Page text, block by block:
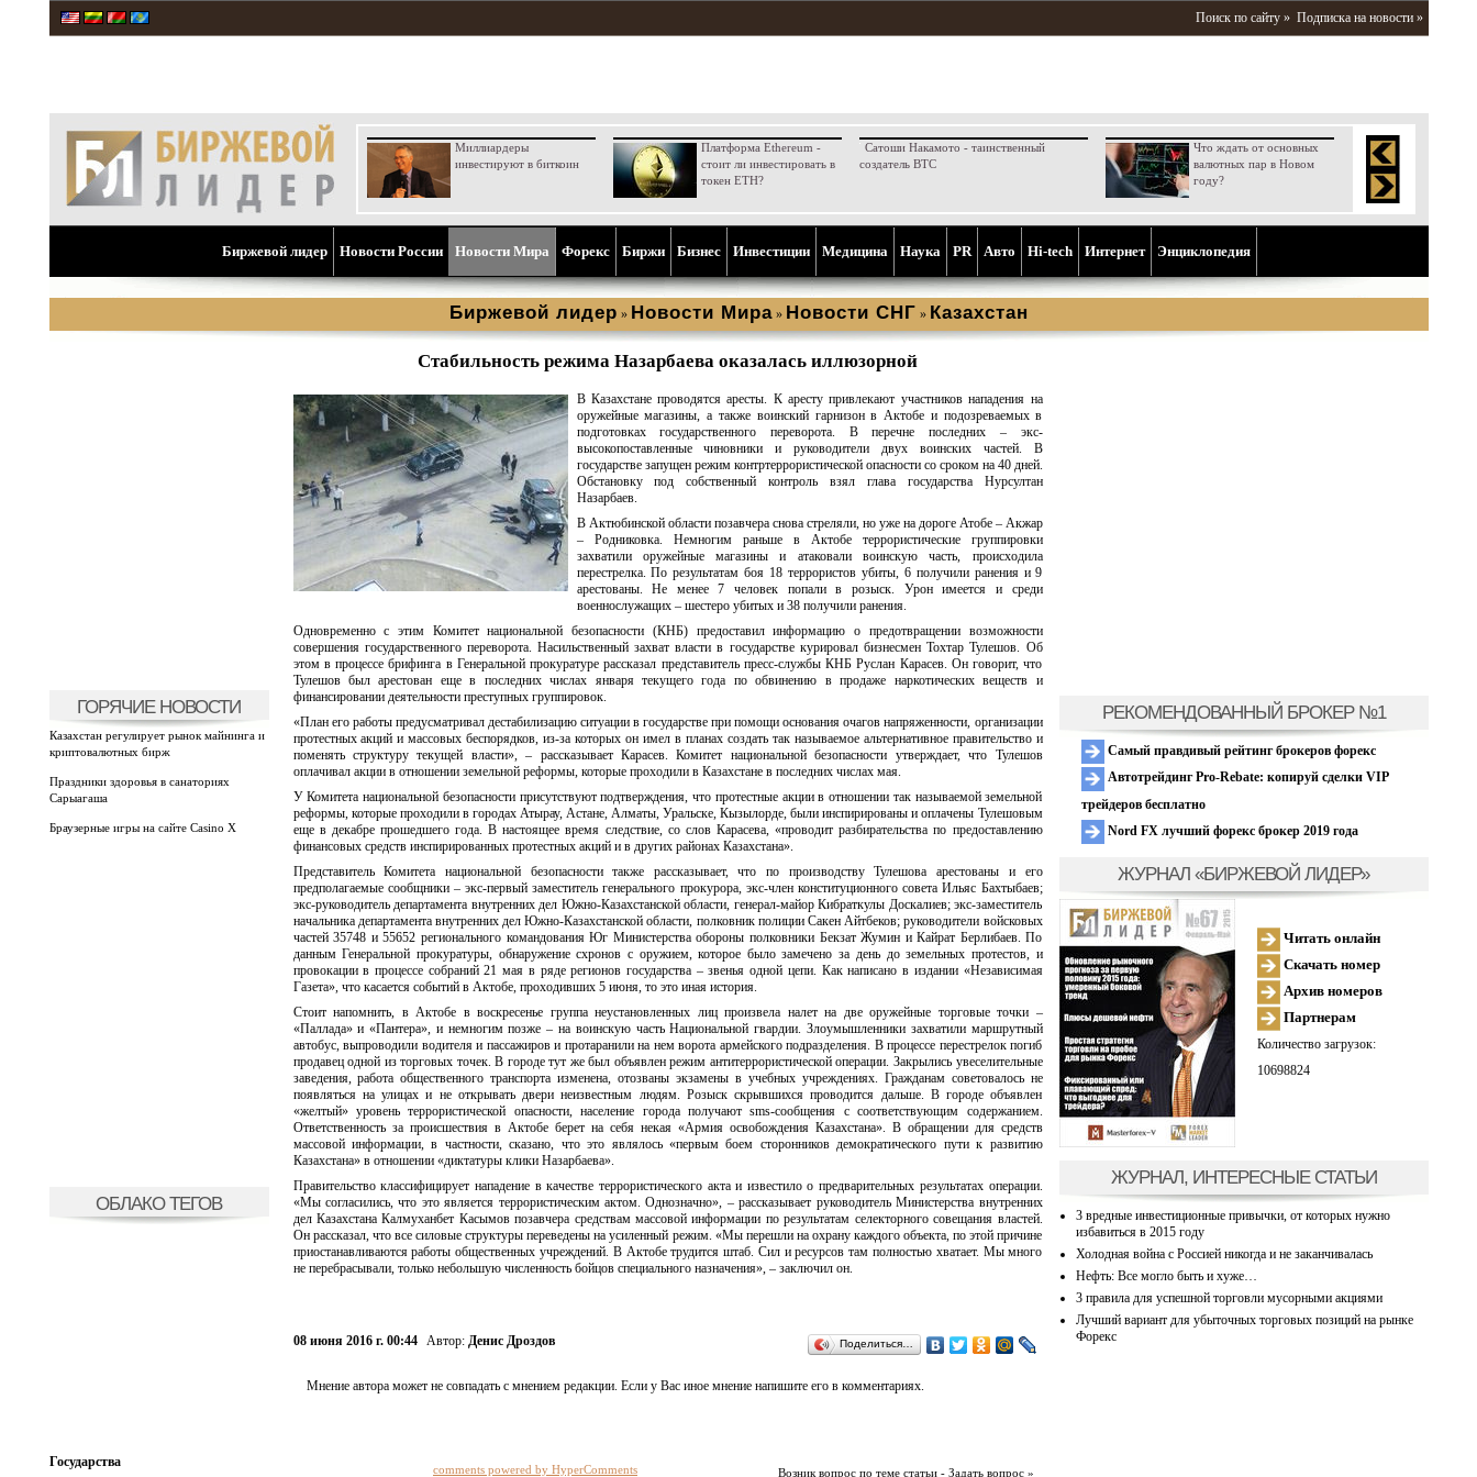
Поиск по сайту » Подписка на новости »
Миллиардеры
инвестируют в биткоин
Платформа Ethereum -
стоит ли инвестировать в
токен ETH?
Сатоши Накамото - таинственный
создатель BTC
Что ждать от основных
валютных пар в Новом
году?
Биржевой лидер Новости России Новости Мира Форекс Биржи Бизнес Инвестиции Медицина Наука PR Aвто Hi-tech Интернет Энциклопедия
Биржевой лидер » Новости Мира » Новости СНГ » Казахстан
ГОРЯЧИЕ НОВОСТИ
Казахстан регулирует рынок майнинга и
криптовалютных бирж
Праздники здоровья в санаториях
Сарыагаша
Браузерные игры на сайте Casino X
ОБЛАКО ТЕГОВ
Государства
Стабильность режима Назарбаева оказалась иллюзорной
В Казахстане проводятся аресты. К аресту привлекают участников нападения на
оружейные магазины, а также воинский гарнизон в Актобе и подозреваемых в
подготовках государственного переворота. В перечне последних – экс-
высокопоставленные чиновники и руководители двух воинских частей. В
государстве запущен режим контртеррористической опасности со сроком на 40 дней.
Обстановку под собственный контроль взял глава государства Нурсултан
Назарбаев.
В Актюбинской области позавчера снова стреляли, но уже на дороге Атобе – Акжар
– Родниковка. Немногим раньше в Актобе террористические группировки
захватили оружейные магазины и атаковали воинскую часть, происходила
перестрелка. По результатам боя 18 террористов убиты, 6 получили ранения и 9
арестованы. Не менее 7 человек попали в розыск. Урон имеется и среди
военнослужащих – шестеро убитых и 38 получили ранения.
Одновременно с этим Комитет национальной безопасности (КНБ) предоставил информацию о предотвращении возможности
совершения государственного переворота. Насильственный захват власти в государстве курировал бизнесмен Тохтар Тулешов. Об
этом в процессе брифинга в Генеральной прокуратуре рассказал представитель пресс-службы КНБ Руслан Карасев. Он говорит, что
Тулешов был арестован еще в последних числах января текущего года по обвинению в продаже наркотических веществ и
финансировании деятельности преступных группировок.
«План его работы предусматривал дестабилизацию ситуации в государстве при помощи основания очагов напряженности, организации
протестных акций и массовых беспорядков, из-за которых он имел в планах создать так называемое альтернативное правительство и
поменять структуру текущей власти», – рассказывает Карасев. Комитет национальной безопасности утверждает, что Тулешов
оплачивал акции в отношении земельной реформы, которые проходили в Казахстане в последних числах мая.
У Комитета национальной безопасности присутствуют подтверждения, что протестные акции в отношении так называемой земельной
реформы, которые проходили в городах Атырау, Астане, Алматы, Уральске, Кызылорде, были инспирированы и оплачены Тулешовым
еще в декабре прошедшего года. В настоящее время следствие, со слов Карасева, «проводит разбирательства по предоставлению
финансовых средств инспирированных протестных акций и в других районах Казахстана».
Представитель Комитета национальной безопасности также рассказывает, что по производству Тулешова арестованы и его
предполагаемые сообщники – экс-первый заместитель генерального прокурора, экс-член конституционного совета Ильяс Бахтыбаев;
экс-руководитель департамента внутренних дел Южно-Казахстанской области, генерал-майор Кибраткулы Доскалиев; экс-заместитель
начальника департамента внутренних дел Южно-Казахстанской области, полковник полиции Сакен Айтбеков; руководители войсковых
частей 35748 и 55652 регионального командования Юг Министерства обороны полковники Бекзат Жумин и Кайрат Берлибаев. По
данным Генеральной прокуратуры, обнаружение схронов с оружием, которое было замечено за день до земельных протестов, и
провокации в процессе собраний 21 мая в ряде регионов государства – звенья одной цепи. Как написано в издании «Независимая
Газета», что касается событий в Актобе, проходивших 5 июня, то это иная история.
Стоит напомнить, в Актобе в воскресенье группа неустановленных лиц произвела налет на две оружейные торговые точки –
«Паллада» и «Пантера», и немногим позже – на воинскую часть Национальной гвардии. Злоумышленники захватили маршрутный
автобус, выпроводили водителя и пассажиров и протаранили на нем ворота армейского подразделения. В процессе перестрелок погиб
продавец одной из торговых точек. В городе тут же был объявлен режим антитеррористической операции. Закрылись увеселительные
заведения, работа общественного транспорта изменена, отозваны экзамены в учебных учреждениях. Гражданам советовалось не
появляться на улицах и не открывать двери неизвестным людям. Розыск скрывшихся проводится дальше. В городе объявлен
«желтый» уровень террористической опасности, население города получают sms-сообщения с соответствующим содержанием.
Ответственность за происшествия в Актобе берет на себя некая «Армия освобождения Казахстана». В обращении для средств
массовой информации, в частности, сказано, что это являлось «первым боем сторонников демократического пути к развитию
Казахстана» в отношении «диктатуры клики Назарбаева».
Правительство классифицирует нападение в качестве террористического акта и известило о предварительных результатах операции.
«Мы согласились, что это является террористическим актом. Однозначно», – рассказывает руководитель Министерства внутренних
дел Казахстана Калмуханбет Касымов позавчера средствам массовой информации по результатам селекторного совещания властей.
Он рассказал, что все силовые структуры переведены на усиленный режим. «Мы перешли на охрану каждого объекта, по этой причине
приостанавливаются работы общественных учреждений. В Актобе трудится штаб. Сил и ресурсов там полностью хватает. Мы много
не перебрасывали, только небольшую численность бойцов специального назначения», – заключил он.
08 июня 2016 г. 00:44 Автор: Денис Дроздов Поделиться…
Мнение автора может не совпадать с мнением редакции. Если у Вас иное мнение напишите его в комментариях.
Возник вопрос по теме статьи - Задать вопрос »
comments powered by HyperComments
РЕКОМЕНДОВАННЫЙ БРОКЕР №1
Самый правдивый рейтинг брокеров форекс
Автотрейдинг Pro-Rebate: копируй сделки VIP
трейдеров бесплатно
Nord FX лучший форекс брокер 2019 года
ЖУРНАЛ «БИРЖЕВОЙ ЛИДЕР»
Читать онлайн
Скачать номер
Архив номеров
Партнерам
Количество загрузок:
10698824
ЖУРНАЛ, ИНТЕРЕСНЫЕ СТАТЬИ
3 вредные инвестиционные привычки, от которых нужно
избавиться в 2015 году
Холодная война с Россией никогда и не заканчивалась
Нефть: Все могло быть и хуже…
3 правила для успешной торговли мусорными акциями
Лучший вариант для убыточных торговых позиций на рынке
Форекс